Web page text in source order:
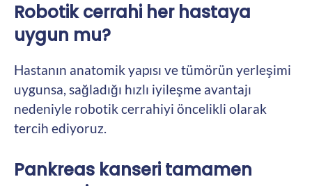
Robotik cerrahi her hastaya
uygun mu?
Hastanın anatomik yapısı ve tümörün yerleşimi
uygunsa, sağladığı hızlı iyileşme avantajı
nedeniyle robotik cerrahiyi öncelikli olarak
tercih ediyoruz.
Pankreas kanseri tamamen